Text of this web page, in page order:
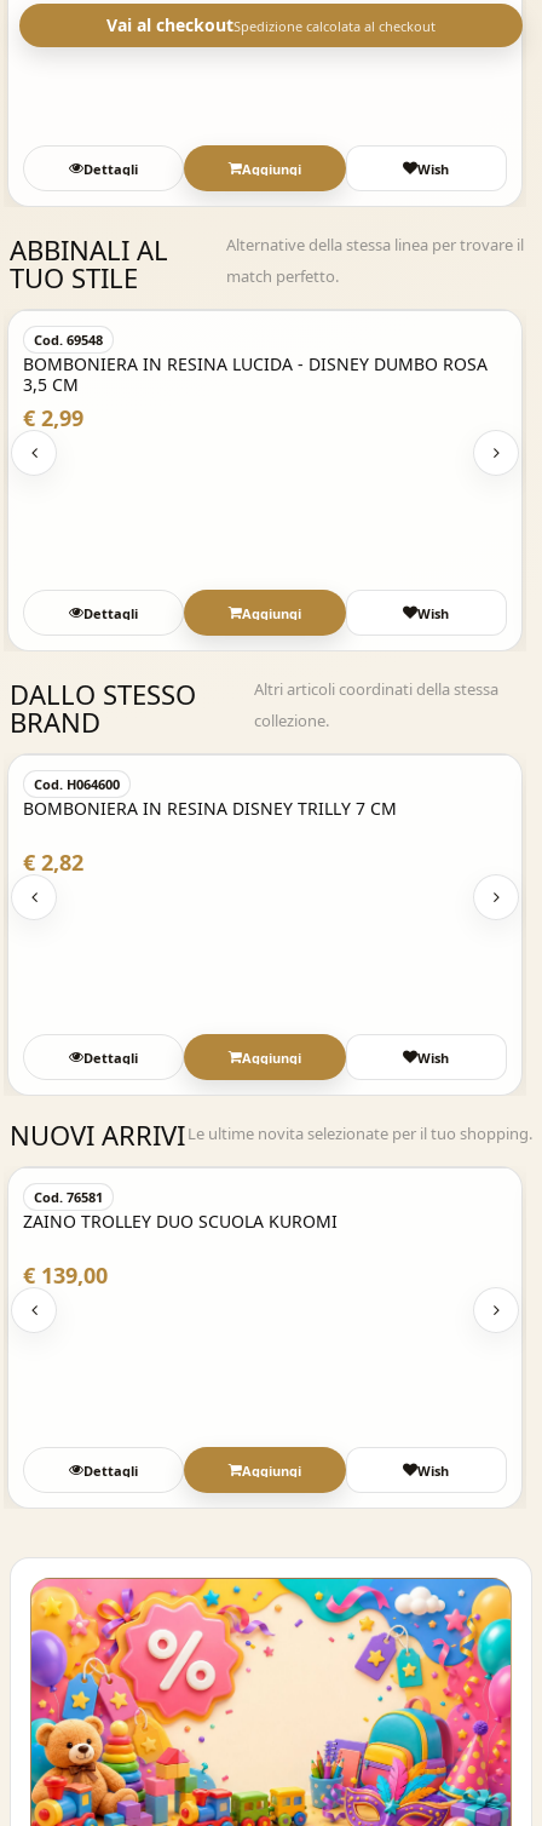
Vai al checkoutSpedizione calcolata al checkout
Dettagli Aggiungi Wish
ABBINALI AL
TUO STILE
Alternative della stessa linea per trovare il
match perfetto.
Acquisto Veloce
Cod. 69548
BOMBONIERA IN RESINA LUCIDA - DISNEY DUMBO ROSA
3,5 CM
€ 2,99
Dettagli Aggiungi Wish
DALLO STESSO
BRAND
Altri articoli coordinati della stessa
collezione.
Acquisto Veloce
Cod. H064600
BOMBONIERA IN RESINA DISNEY TRILLY 7 CM
€ 2,82
Dettagli Aggiungi Wish
NUOVI ARRIVILe ultime novita selezionate per il tuo shopping.
Acquisto Veloce
Cod. 76581
ZAINO TROLLEY DUO SCUOLA KUROMI
€ 139,00
Dettagli Aggiungi Wish